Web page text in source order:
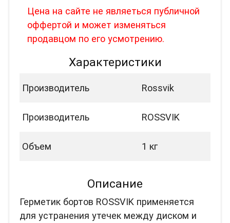
Цена на сайте не являеться публичной
оффертой и может изменяться
продавцом по его усмотрению.
Характеристики
Производитель Rossvik
Производитель ROSSVIK
Объем 1 кг
Описание
Герметик бортов ROSSVIK применяется
для устранения утечек между диском и